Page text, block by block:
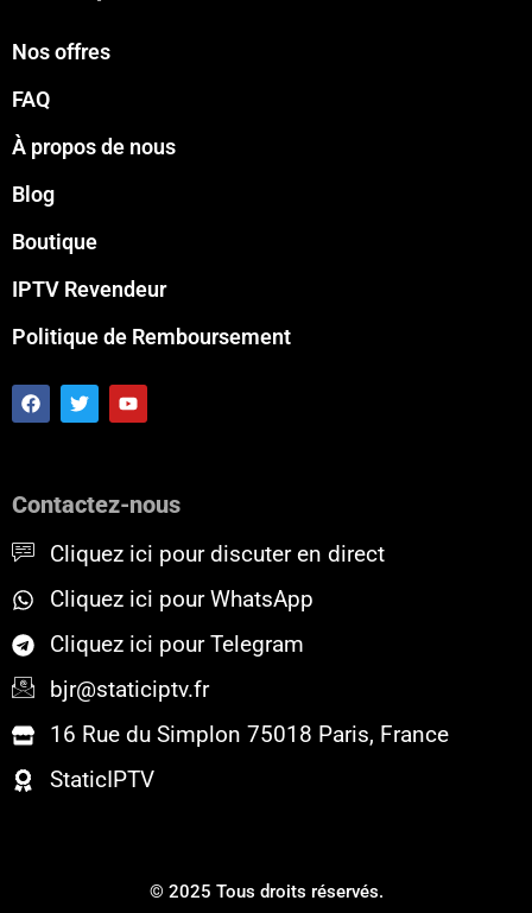
Nos offres
FAQ
À propos de nous
Blog
Boutique
IPTV Revendeur
Politique de Remboursement
F
a
o
T
w
r
Y
o
e
Contactez-nous
Cliquez ici pour discuter en direct
Cliquez ici pour WhatsApp
Cliquez ici pour Telegram
bjr@staticiptv.fr
16 Rue du Simplon 75018 Paris, France
StaticIPTV
© 2025 Tous droits réservés.